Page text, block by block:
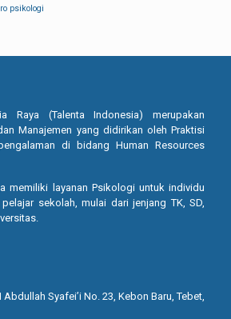
psikologi
Raya (Talenta Indonesia) merupakan
Manajemen yang didirikan oleh Praktisi
di bidang Human Resources
memiliki layanan Psikologi untuk individu
sekolah, mulai dari jenjang TK, SD,
Abdullah Syafei’i No. 23, Kebon Baru, Tebet,